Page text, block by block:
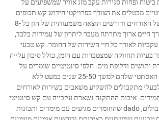
ביטוח ופחות סגירות עקב מזג אוויר שמשפיעים על
מבטלים את הצורך בפרויקטי חידוש קש תכופים
שמעכבים את החווית של האורחים ודורשים הוצאה משמעותית של הון כל 8-
ערך חיים ארוך מתרתח מעבר ליתרון של עמידות בלבד,
עקביות לאורך כל חיי השירות של החומר. קש טבעי
בעיות תחזוקה שמצטברות עם הזמן, כולל סיכון עלייה
יתושים ודליפת מים. חלפי סינטיטיים שומרים על
תכונות ההגנה והמראה האסתטי שלהם למשך 25-50 שנים כמעט ללא
מתקבולים להשקיע משאבים בשירות לאורחים
איכות ההתקנה נשארת עקבייה עם קש סינטיטי
לעומת קש טבעי למתקבולים, dado שהחומרים מגיעים עם מימדים ותכונות